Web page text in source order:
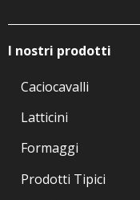
I nostri prodotti
Caciocavalli
Latticini
Formaggi
Prodotti Tipici